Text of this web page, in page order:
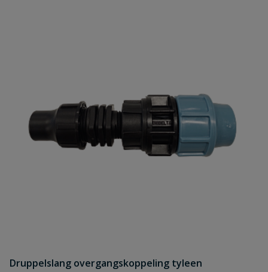
Druppelslang overgangskoppeling tyleen